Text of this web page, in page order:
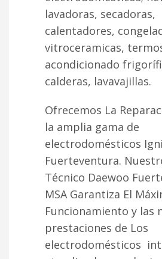
lavadoras, secadoras,
calentadores,
vitroceramicas,
acondicionado
calderas, lavavajillas.
Ofrecemos La
la amplia gama de
electrodomésticos
Fuerteventura.
Técnico Daewoo
MSA Garantiza El
Funcionamiento y las
prestaciones de Los
electrodomésticos